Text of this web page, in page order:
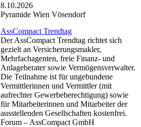
8.10.2026
Pyramide Wien Vösendorf
AssCompact Trendtag
Der AssCompact Trendtag richtet sich
gezielt an Versicherungsmakler,
Mehrfachagenten, freie Finanz- und
Anlageberater sowie Vermögensverwalter.
Die Teilnahme ist für ungebundene
Vermittlerinnen und Vermittler (mit
aufrechter Gewerbeberechtigung) sowie
für Mitarbeiterinnen und Mitarbeiter der
ausstellenden Gesellschaften kostenfrei.
Forum – AssCompact GmbH